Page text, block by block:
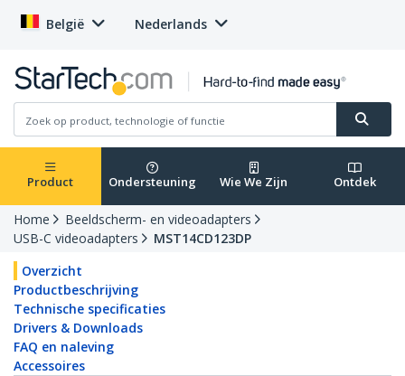
België Nederlands
Product Ondersteuning Wie We Zijn Ontdek
Home
Beeldscherm- en videoadapters
USB-C videoadapters
MST14CD123DP
Overzicht
Productbeschrijving
Technische specificaties
Drivers & Downloads
FAQ en naleving
Accessoires